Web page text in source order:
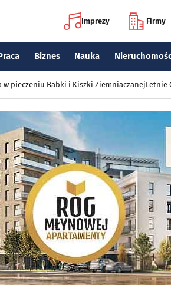
Imprezy Firmy
Biznes Nauka
w pieczeniu Babki i Kiszki ZiemniaczanejLetnie